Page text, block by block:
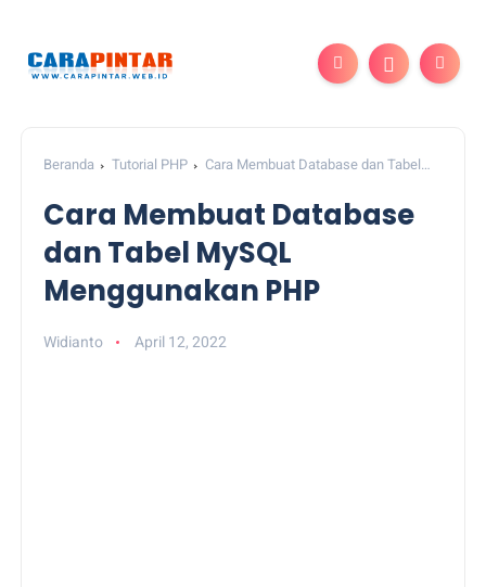
Beranda Tutorial PHP
Cara Membuat Database dan Tabel
Cara Membuat Database
dan Tabel MySQL
Menggunakan PHP
Widianto April 12, 2022